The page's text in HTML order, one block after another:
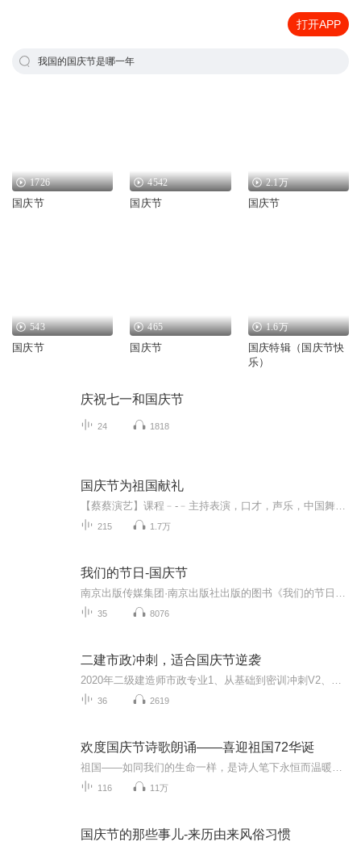
打开APP
我国的国庆节是哪一年
1726
国庆节
4542
国庆节
2.1万
国庆节
543
国庆节
465
国庆节
1.6万
国庆特辑（国庆节快
乐）
庆祝七一和国庆节
24 1818
国庆节为祖国献礼
215 1.7万
我们的节日-国庆节
35 8076
二建市政冲刺，适合国庆节逆袭
36 2619
欢度国庆节诗歌朗诵——喜迎祖国72华诞
116 11万
国庆节的那些事儿-来历由来风俗习惯